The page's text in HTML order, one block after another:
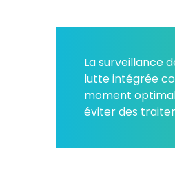
La surveillance
lutte intégrée
moment
éviter des